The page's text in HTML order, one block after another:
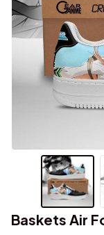
Baskets Air